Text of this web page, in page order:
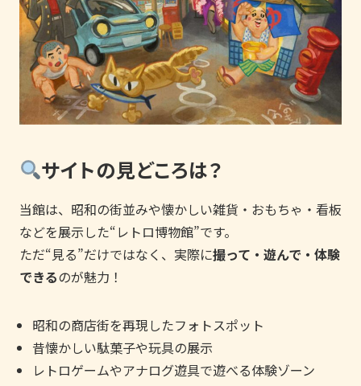
サイトの見どころは？
当館は、昭和の街並みや懐かしい雑貨・おもちゃ・看板
などを展示した“レトロ博物館”です。
ただ“見る”だけではなく、実際に撮って・遊んで・体験
できるのが魅力！
昭和の商店街を再現したフォトスポット
昔懐かしい駄菓子や玩具の展示
レトロゲームやアナログ遊具で遊べる体験ゾーン